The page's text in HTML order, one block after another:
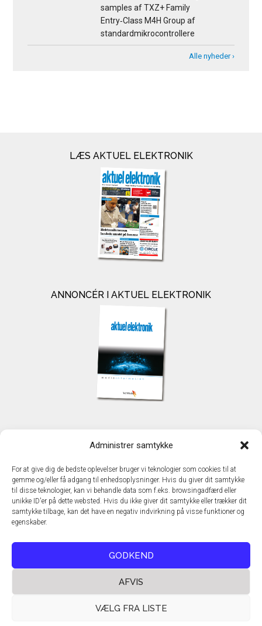
Administrer samtykke
For at give dig de bedste oplevelser bruger vi teknologier som cookies til at
gemme og/eller få adgang til enhedsoplysninger. Hvis du giver dit samtykke
til disse teknologier, kan vi behandle data som f.eks. browsingadfærd eller
unikke ID'er på dette websted. Hvis du ikke giver dit samtykke eller trækker dit
samtykke tilbage, kan det have en negativ indvirkning på visse funktioner og
egenskaber.
GODKEND
AFVIS
VÆLG FRA LISTE
samples af TXZ+ Family
Entry‑Class M4H Group af
standardmikrocontrollere
Alle nyheder ›
LÆS AKTUEL ELEKTRONIK
ANNONCÉR I AKTUEL ELEKTRONIK
TechMedia A/S
DK - 2600 Glostrup
www.techmedia.dk
Telefon: +45 43 24 26 28
E-mail:info@techmedia.dk